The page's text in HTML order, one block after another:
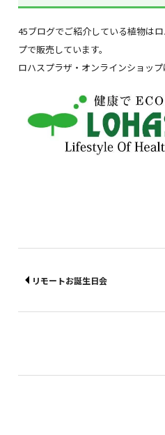
45ブログでご紹介している植物は
プで販売しています。
ロハスプラザ・オンラインショッ
リモートお誕生日会